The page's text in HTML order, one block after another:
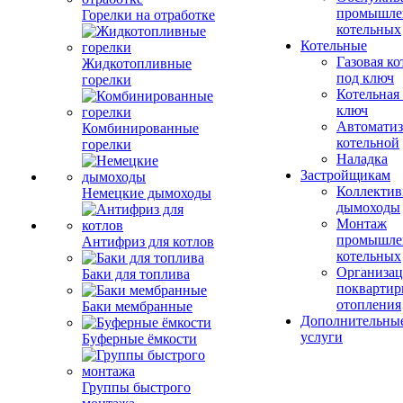
Горелки на отработке
Жидкотопливные
горелки
Комбинированные
горелки
Немецкие дымоходы
Антифриз для котлов
Баки для топлива
Баки мембранные
Буферные ёмкости
Группы быстрого
котельных
Котельные
Газовая
под ключ
ключ
котельной
Наладка
Застройщикам
дымоходы
Монтаж
котельных
отопления
услуги